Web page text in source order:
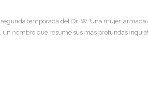
segunda temporada del Dr. W. Una mujer,
un nombre que resume sus más profundas